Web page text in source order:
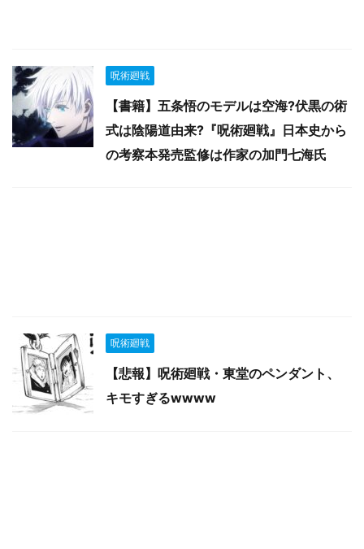
呪術廻戦
【書籍】五条悟のモデルは空海?伏黒の術
式は陰陽道由来?『呪術廻戦』日本史から
の考察本発売監修は作家の加門七海氏
呪術廻戦
【悲報】呪術廻戦・東堂のペンダント、
キモすぎるwwww